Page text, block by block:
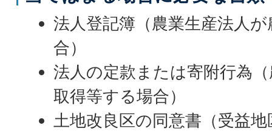
法人登記簿（農業生産法人
合）
法人の定款または寄附行為
取得等する場合）
土地改良区の同意書（受益